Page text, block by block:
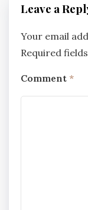
Leave a
Your email
Required
Comment *